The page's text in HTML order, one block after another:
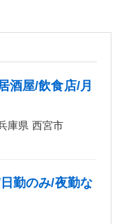
酒屋/飲食店/月
庫県 西宮市
勤のみ/夜勤な